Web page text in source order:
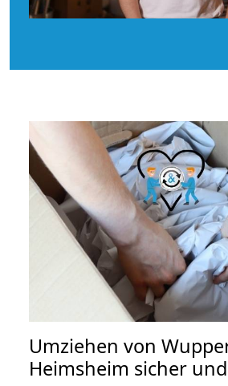
Umziehen von
Heimsheim sicher